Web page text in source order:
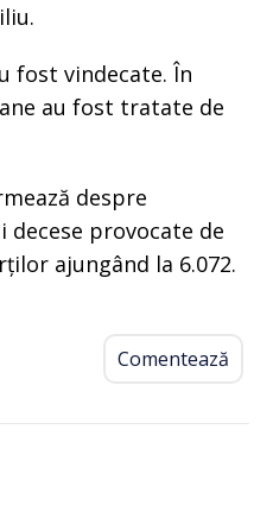
fost vindecate. În
au fost tratate de
despre
provocate de
ajungând la 6.072.
Comentează